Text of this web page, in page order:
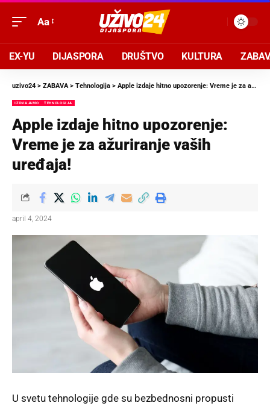
Aa
EX-YU DIJASPORA DRUŠTVO KULTURA
uzivo24 > ZABAVA> Tehnologija > Apple izdaje hitno upozorenje: Vreme je za ažuriranje vaših uređaja!
IZDVAJAMO TEHNOLOGIJA
Apple izdaje hitno upozorenje:
Vreme je za ažuriranje vaših
uređaja!
april 4, 2024
U svetu tehnologije gde su bezbednosni propusti